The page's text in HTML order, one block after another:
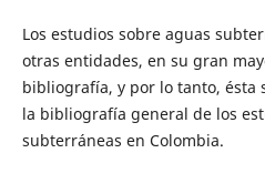
Los estudios sobre aguas
otras entidades, en su gran
bibliografía, y por lo tanto, ésta
la bibliografía general de los
subterráneas en Colombia.